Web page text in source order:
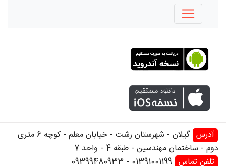
آدرس
گیلان - شهرستان رشت - خیابان معلم - کوچه 6 متری
دوم - ساختمان مهندسین - طبقه 4 - واحد 7
تلفن تماس 01391001199
-
09399480933